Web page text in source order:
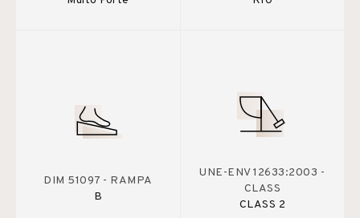
DIM 51097 - RAMPA
B
UNE-ENV 12633:2003 -
CLASS
CLASS 2